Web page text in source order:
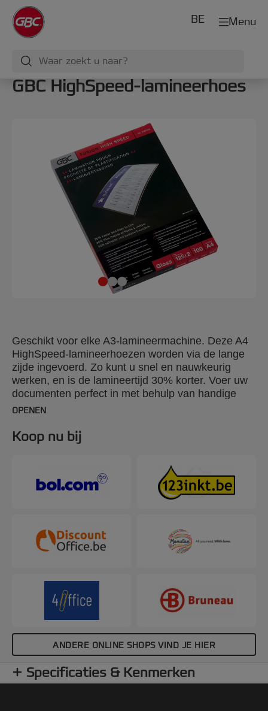
Menu
BE
GBC HighSpeed-lamineerhoes
Geschikt voor elke A3-lamineermachine. Deze A4
HighSpeed-lamineerhoezen worden via de lange
zijde ingevoerd. Zo kunt u snel en nauwkeurig
werken, en is de lamineertijd 30% korter. Voer uw
documenten perfect in met behulp van handige
uitlijngeleiders, pictogrammen met
aangeven. Perfect voor lamineren onder hoge
tijdsdruk! 2 x 125 micron. A4-formaat.
OPENEN
Koop nu bij
ANDERE ONLINE SHOPS VIND JE HIER
Specificaties & Kenmerken